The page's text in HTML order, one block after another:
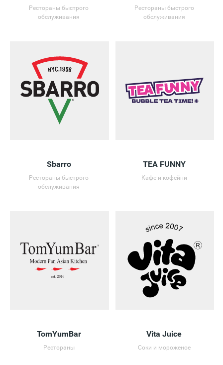
Рестораны быстрого
обслуживания
Рестораны быстрого
обслуживания
Sbarro
Рестораны быстрого
обслуживания
TEA FUNNY
Кафе и кофейни
TomYumBar
Рестораны
Vita Juice
Соки и мороженое